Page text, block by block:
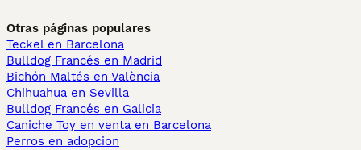
Otras páginas populares
Teckel en Barcelona
Bulldog Francés en Madrid
Bichón Maltés en València
Chihuahua en Sevilla
Bulldog Francés en Galicia
Caniche Toy en venta en Barcelona
Perros en adopcion